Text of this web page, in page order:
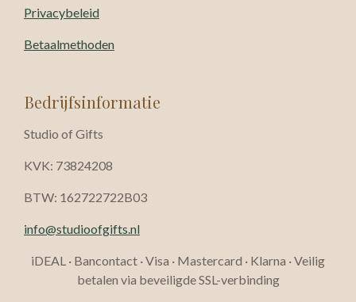
Privacybeleid
Betaalmethoden
Bedrijfsinformatie
Studio of Gifts
KVK: 73824208
BTW: 162722722B03
info@studioofgifts.nl
iDEAL · Bancontact · Visa · Mastercard · Klarna · Veilig
betalen via beveiligde SSL-verbinding